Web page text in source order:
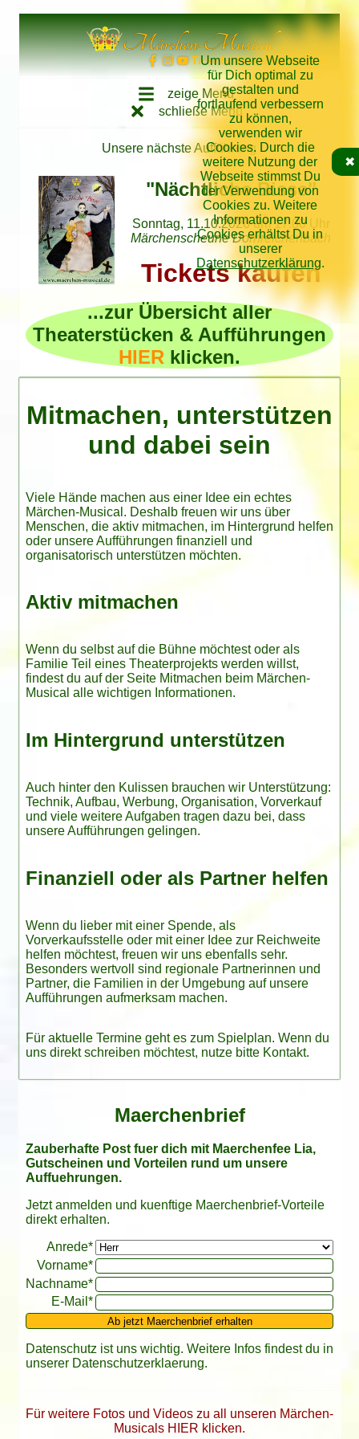
Direkt zum Inhalt springen
Um unsere Webseite
für Dich optimal zu
gestalten und
fortlaufend verbessern
zu können,
verwenden wir
Cookies. Durch die
weitere Nutzung der
Webseite stimmst Du
der Verwendung von
Cookies zu. Weitere
Informationen zu
Cookies erhältst Du in
unserer
Datenschutzerklärung.
✖
Märchen-Musical
Tickethotline: 034262/62640
zeige Menü
schließe Menü
Mitmachen, unterstützen
und dabei sein
Viele Hände machen aus einer Idee ein echtes
Märchen-Musical. Deshalb freuen wir uns über
Menschen, die aktiv mitmachen, im Hintergrund helfen
oder unsere Aufführungen finanziell und
organisatorisch unterstützen möchten.
Aktiv mitmachen
Wenn du selbst auf die Bühne möchtest oder als
Familie Teil eines Theaterprojekts werden willst,
findest du auf der Seite Mitmachen beim Märchen-
Musical alle wichtigen Informationen.
Im Hintergrund unterstützen
Auch hinter den Kulissen brauchen wir Unterstützung:
Technik, Aufbau, Werbung, Organisation, Vorverkauf
und viele weitere Aufgaben tragen dazu bei, dass
unsere Aufführungen gelingen.
Finanziell oder als Partner helfen
Wenn du lieber mit einer Spende, als
Vorverkaufsstelle oder mit einer Idee zur Reichweite
helfen möchtest, freuen wir uns ebenfalls sehr.
Besonders wertvoll sind regionale Partnerinnen und
Partner, die Familien in der Umgebung auf unsere
Aufführungen aufmerksam machen.
Für aktuelle Termine geht es zum Spielplan. Wenn du
uns direkt schreiben möchtest, nutze bitte Kontakt.
Unsere nächste Aufführung
"Nächtliche Bisse"
Sonntag, 11.10.2026 um 17.00 Uhr
Märchenscheune Dornreichenbach
Tickets kaufen
...zur Übersicht aller
Theaterstücken & Aufführungen
HIER klicken.
Maerchenbrief
Zauberhafte Post fuer dich mit Maerchenfee Lia,
Gutscheinen und Vorteilen rund um unsere
Auffuehrungen.
Jetzt anmelden und kuenftige Maerchenbrief-Vorteile
direkt erhalten.
Anrede*
Vorname*
Nachname*
E-Mail*
Bitte leer lassen
Ab jetzt Maerchenbrief erhalten
Datenschutz ist uns wichtig. Weitere Infos findest du in
unserer Datenschutzerklaerung.
Für weitere Fotos und Videos zu all unseren Märchen-
Musicals HIER klicken.